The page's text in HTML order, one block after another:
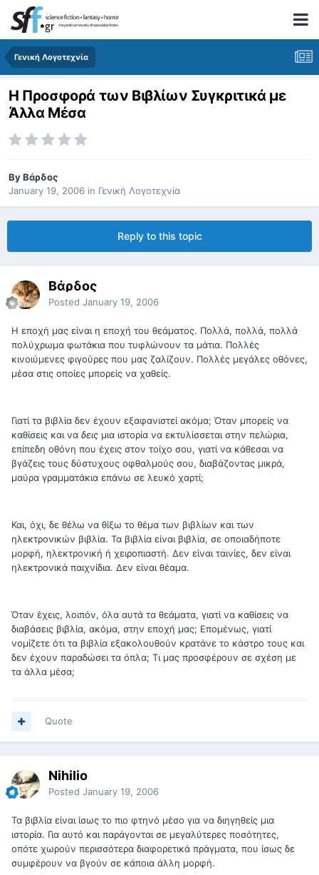
Γενική Λογοτεχνία
Η Προσφορά των Βιβλίων Συγκριτικά με
Άλλα Μέσα
ByΒάρδος
January 19, 2006 in Γενική Λογοτεχνία
Reply to this topic
Βάρδος
Posted January 19, 2006
Η εποχή μας είναι η εποχή του θεάματος. Πολλά, πολλά, πολλά
πολύχρωμα φωτάκια που τυφλώνουν τα μάτια. Πολλές
κινοιύμενες φιγούρες που μας ζαλίζουν. Πολλές μεγάλες οθόνες,
μέσα στις οποίες μπορείς να χαθείς.
Γιατί τα βιβλία δεν έχουν εξαφανιστεί ακόμα; Όταν μπορείς να
καθίσεις και να δεις μια ιστορία να εκτυλίσσεται στην πελώρια,
επίπεδη οθόνη που έχεις στον τοίχο σου, γιατί να κάθεσαι να
βγάζεις τους δύστυχους οφθαλμούς σου, διαβάζοντας μικρά,
μαύρα γραμματάκια επάνω σε λευκό χαρτί;
Και, όχι, δε θέλω να θίξω το θέμα των βιβλίων και των
ηλεκτρονικών βιβλία. Τα βιβλία είναι βιβλία, σε οποιαδήποτε
μορφή, ηλεκτρονική ή χειροπιαστή. Δεν είναι ταινίες, δεν είναι
ηλεκτρονικά παιχνίδια. Δεν είναι θέαμα.
Όταν έχεις, λοιπόν, όλα αυτά τα θεάματα, γιατί να καθίσεις να
διαβάσεις βιβλία, ακόμα, στην εποχή μας; Επομένως, γιατί
νομίζετε ότι τα βιβλία εξακολουθούν κρατάνε το κάστρο τους και
δεν έχουν παραδώσει τα όπλα; Τι μας προσφέρουν σε σχέση με
τα άλλα μέσα;
Quote
Nihilio
Posted January 19, 2006
Τα βιβλία είναι ίσως το πιο φτηνό μέσο για να διηγηθείς μια
ιστορία. Για αυτό και παράγονται σε μεγαλύτερες ποσότητες,
οπότε χωρούν περισσότερα διαφορετικά πράγματα, που ίσως δε
συμφέρουν να βγούν σε κάποια άλλη μορφή.